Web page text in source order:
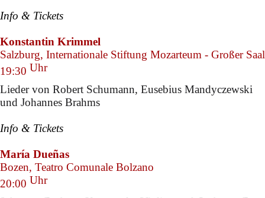
Info & Tickets
Konstantin Krimmel
Salzburg, Internationale Stiftung Mozarteum - Großer Saal
19:30 Uhr
Lieder von Robert Schumann, Eusebius Mandyczewski
und Johannes Brahms
Info & Tickets
María Dueñas
Bozen, Teatro Comunale Bolzano
20:00 Uhr